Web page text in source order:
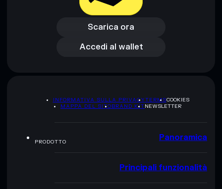
Scarica ora
Scarica ora
Accedi al wallet
Accedi al wallet
INFORMATIVA SULLA PRIVACYTERMSCOOKIES
MAPPA DEL SITOBRAND KITNEWSLETTER
PRODOTTO Panoramica
Principali funzionalità